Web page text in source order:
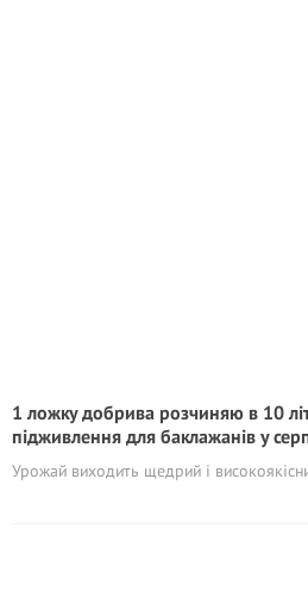
1 ложку добрива розчиняю в 10
підживлення для баклажанів у
Урожай виходить щедрий і